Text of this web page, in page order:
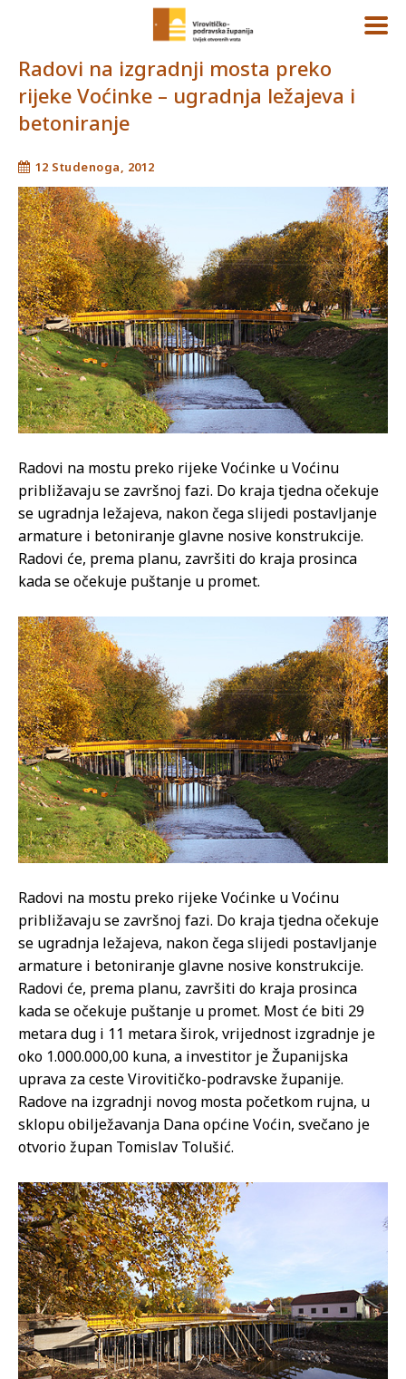
Radovi na izgradnji mosta preko
rijeke Voćinke – ugradnja ležajeva i
betoniranje
12 Studenoga, 2012
Radovi na mostu preko rijeke Voćinke u Voćinu
približavaju se završnoj fazi. Do kraja tjedna očekuje
se ugradnja ležajeva, nakon čega slijedi postavljanje
armature i betoniranje glavne nosive konstrukcije.
Radovi će, prema planu, završiti do kraja prosinca
kada se očekuje puštanje u promet.
Radovi na mostu preko rijeke Voćinke u Voćinu
približavaju se završnoj fazi. Do kraja tjedna očekuje
se ugradnja ležajeva, nakon čega slijedi postavljanje
armature i betoniranje glavne nosive konstrukcije.
Radovi će, prema planu, završiti do kraja prosinca
kada se očekuje puštanje u promet. Most će biti 29
metara dug i 11 metara širok, vrijednost izgradnje je
oko 1.000.000,00 kuna, a investitor je Županijska
uprava za ceste Virovitičko-podravske županije.
Radove na izgradnji novog mosta početkom rujna, u
sklopu obilježavanja Dana općine Voćin, svečano je
otvorio župan Tomislav Tolušić.